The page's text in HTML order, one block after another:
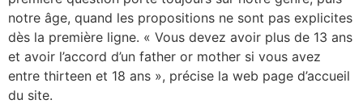
notre âge, quand les propositions ne sont pas explicites
dès la première ligne. « Vous devez avoir plus de 13 ans
et avoir l’accord d’un father or mother si vous avez
entre thirteen et 18 ans », précise la web page d’accueil
du site.